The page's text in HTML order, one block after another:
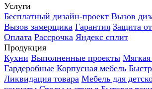
Услуги
Бесплатный дизайн-проект Вызов
Вызов замерщика Гарантия Защита
Оплата Рассрочка Яндекс сплит
Продукция
Кухни Выполненные проекты
Гардеробные Корпусная мебель
Ликвидация товара Мебель для